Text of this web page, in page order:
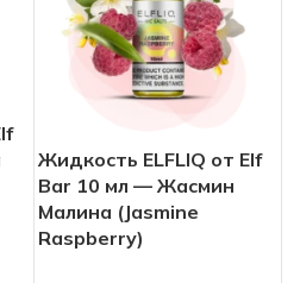
ВКУСЫ Ананас,Пина
колада
Жидкость ELFLIQ от Elf
Bar 10 мл — Жасмин
Малина (Jasmine
Raspberry)